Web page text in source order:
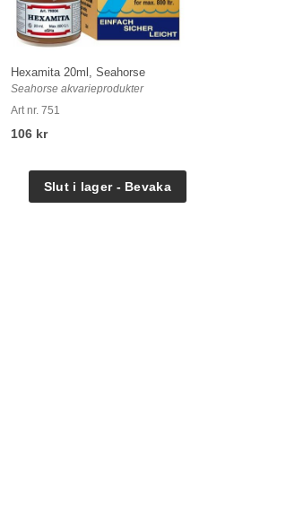
Hexamita 20ml, Seahorse
Seahorse akvarieprodukter
Art nr. 751
106 kr